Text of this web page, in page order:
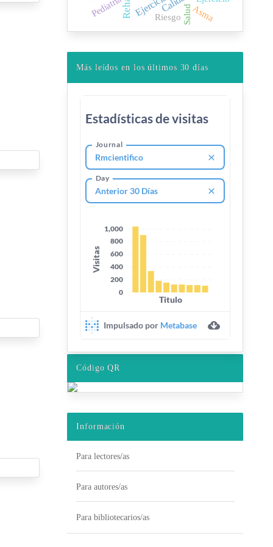
Pediatría Salud
Riesgo Asma
Más leídos en los últimos 30 días
Código QR
Información
Para lectores/as
Para autores/as
Para bibliotecarios/as